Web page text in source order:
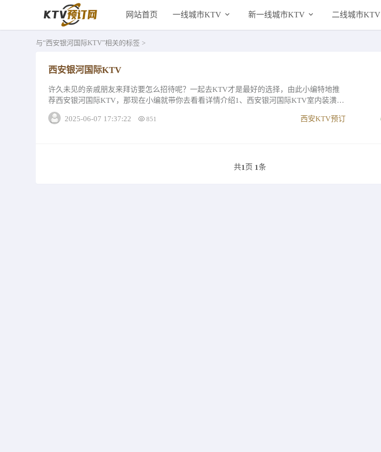
网站首页 一线城市KTV 新一线城市KTV 二线城市KTV
与“西安银河国际KTV”相关的标签 >
西安银河国际KTV
许久未见的亲戚朋友来拜访要怎么招待呢？一起去KTV才是最好的选择，由此小编特地推
荐西安银河国际KTV，那现在小编就带你去看看详情介绍1、西安银河国际KTV室内装潢到
细节布置皆古色古香，如此规格的中式设...
2025-06-07 17:37:22
851 西安KTV预订
共1 页 1条